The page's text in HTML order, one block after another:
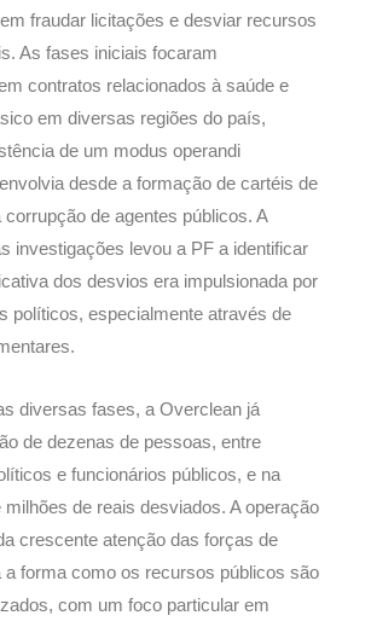
fraudar licitações e desviar recursos
As fases iniciais focaram
contratos relacionados à saúde e
em diversas regiões do país,
de um modus operandi
desde a formação de cartéis de
de agentes públicos. A
investigações levou a PF a identificar
dos desvios era impulsionada por
políticos, especialmente através de
diversas fases, a Overclean já
de dezenas de pessoas, entre
e funcionários públicos, e na
milhões de reais desviados. A operação
crescente atenção das forças de
a forma como os recursos públicos são
com um foco particular em